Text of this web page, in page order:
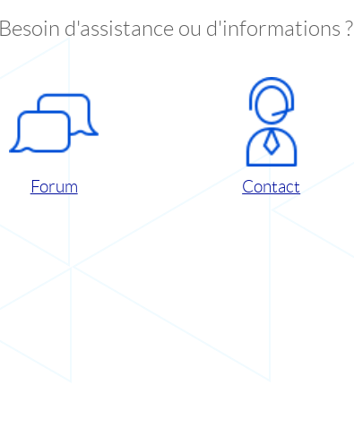
Besoin d'assistance ou d'informations ?
Forum Contact